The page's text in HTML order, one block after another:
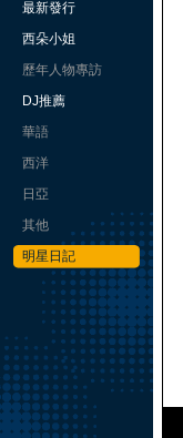
最新發行
西朵小姐
歷年人物專訪
DJ推薦
華語
西洋
日亞
其他
明星日記